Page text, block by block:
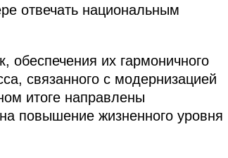
отвечать национальным
их гармоничного
связанного с модернизацией
итоге направлены
повышение жизненного уровня